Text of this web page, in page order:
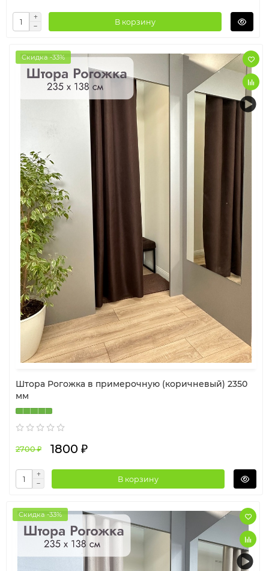
В корзину
Скидка -33%
Штора Рогожка в примерочную (коричневый) 2350
мм
2700 ₽ 1800 ₽
В корзину
Скидка -33%